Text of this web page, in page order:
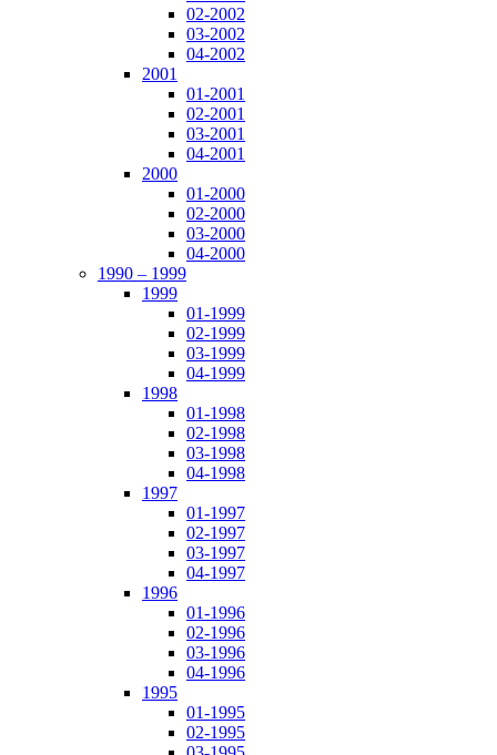
02-2002
03-2002
04-2002
2001
01-2001
02-2001
03-2001
04-2001
2000
01-2000
02-2000
03-2000
04-2000
1990 – 1999
1999
01-1999
02-1999
03-1999
04-1999
1998
01-1998
02-1998
03-1998
04-1998
1997
01-1997
02-1997
03-1997
04-1997
1996
01-1996
02-1996
03-1996
04-1996
1995
01-1995
02-1995